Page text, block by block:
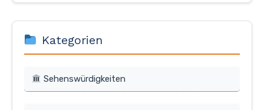
Kategorien
Sehenswürdigkeiten